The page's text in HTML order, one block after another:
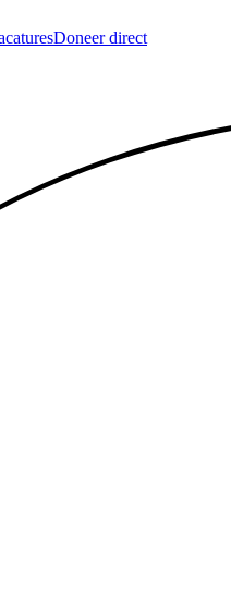
Doneer direct